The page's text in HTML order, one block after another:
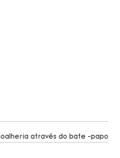
através do bate -papo